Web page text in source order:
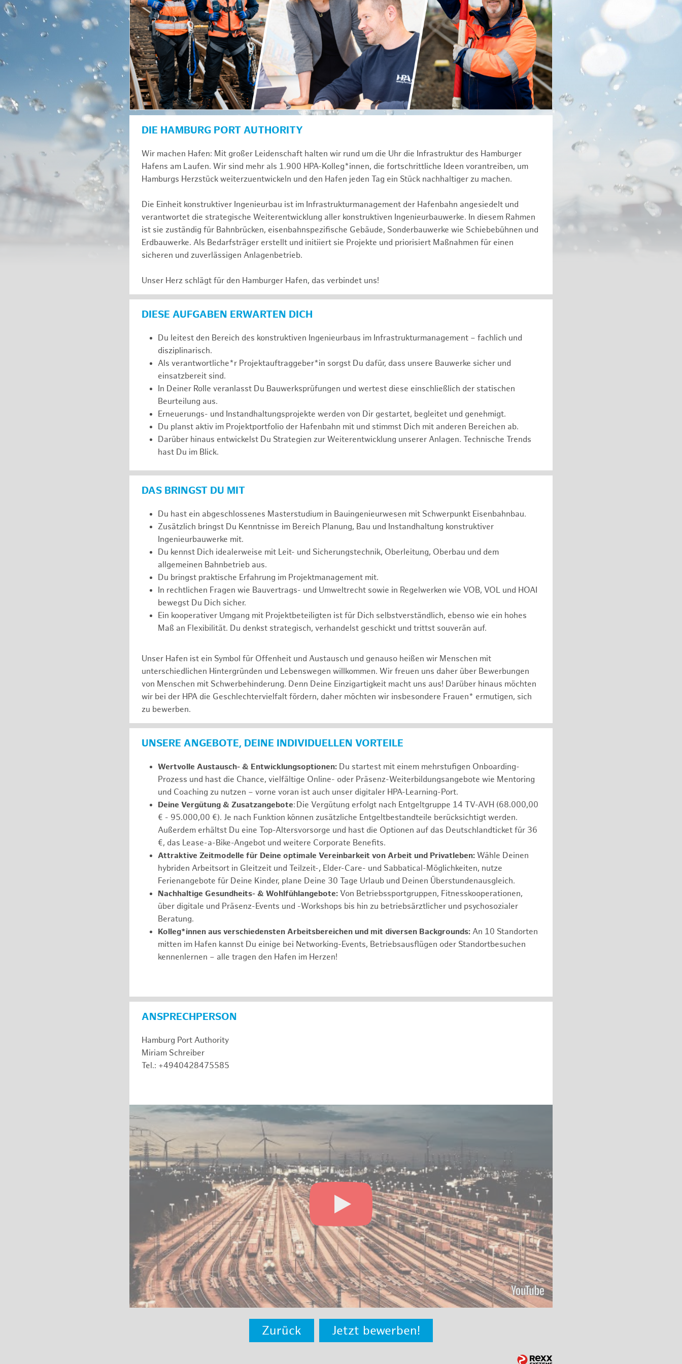
DIE HAMBURG PORT AUTHORITY
Wir machen Hafen: Mit großer Leidenschaft halten wir rund um die Uhr die Infrastruktur des Hamburger
Hafens am Laufen. Wir sind mehr als 1.900 HPA-Kolleg*innen, die fortschrittliche Ideen vorantreiben, um
Hamburgs Herzstück weiterzuentwickeln und den Hafen jeden Tag ein Stück nachhaltiger zu machen.
Die Einheit konstruktiver Ingenieurbau ist im Infrastrukturmanagement der Hafenbahn angesiedelt und
verantwortet die strategische Weiterentwicklung aller konstruktiven Ingenieurbauwerke. In diesem Rahmen
ist sie zuständig für Bahnbrücken, eisenbahnspezifische Gebäude, Sonderbauwerke wie Schiebebühnen und
Erdbauwerke. Als Bedarfsträger erstellt und initiiert sie Projekte und priorisiert Maßnahmen für einen
sicheren und zuverlässigen Anlagenbetrieb.
Unser Herz schlägt für den Hamburger Hafen, das verbindet uns!
DIESE AUFGABEN ERWARTEN DICH
Du leitest den Bereich des konstruktiven Ingenieurbaus im Infrastrukturmanagement – fachlich und
disziplinarisch.
Als verantwortliche*r Projektauftraggeber*in sorgst Du dafür, dass unsere Bauwerke sicher und
einsatzbereit sind.
In Deiner Rolle veranlasst Du Bauwerksprüfungen und wertest diese einschließlich der statischen
Beurteilung aus.
Erneuerungs- und Instandhaltungsprojekte werden von Dir gestartet, begleitet und genehmigt.
Du planst aktiv im Projektportfolio der Hafenbahn mit und stimmst Dich mit anderen Bereichen ab.
Darüber hinaus entwickelst Du Strategien zur Weiterentwicklung unserer Anlagen. Technische Trends
hast Du im Blick.
DAS BRINGST DU MIT
Du hast ein abgeschlossenes Masterstudium in Bauingenieurwesen mit Schwerpunkt Eisenbahnbau.
Zusätzlich bringst Du Kenntnisse im Bereich Planung, Bau und Instandhaltung konstruktiver
Ingenieurbauwerke mit.
Du kennst Dich idealerweise mit Leit- und Sicherungstechnik, Oberleitung, Oberbau und dem
allgemeinen Bahnbetrieb aus.
Du bringst praktische Erfahrung im Projektmanagement mit.
In rechtlichen Fragen wie Bauvertrags- und Umweltrecht sowie in Regelwerken wie VOB, VOL und HOAI
bewegst Du Dich sicher.
Ein kooperativer Umgang mit Projektbeteiligten ist für Dich selbstverständlich, ebenso wie ein hohes
Maß an Flexibilität. Du denkst strategisch, verhandelst geschickt und trittst souverän auf.
Unser Hafen ist ein Symbol für Offenheit und Austausch und genauso heißen wir Menschen mit
unterschiedlichen Hintergründen und Lebenswegen willkommen. Wir freuen uns daher über Bewerbungen
von Menschen mit Schwerbehinderung. Denn Deine Einzigartigkeit macht uns aus! Darüber hinaus möchten
wir bei der HPA die Geschlechtervielfalt fördern, daher möchten wir insbesondere Frauen* ermutigen, sich
zu bewerben.
UNSERE ANGEBOTE, DEINE INDIVIDUELLEN VORTEILE
Wertvolle Austausch- & Entwicklungsoptionen: Du startest mit einem mehrstufigen Onboarding-
Prozess und hast die Chance, vielfältige Online- oder Präsenz-Weiterbildungsangebote wie Mentoring
und Coaching zu nutzen – vorne voran ist auch unser digitaler HPA-Learning-Port.
Deine Vergütung & Zusatzangebote: Die Vergütung erfolgt nach Entgeltgruppe 14 TV-AVH (68.000,00
€ - 95.000,00 €). Je nach Funktion können zusätzliche Entgeltbestandteile berücksichtigt werden.
Außerdem erhältst Du eine Top-Altersvorsorge und hast die Optionen auf das Deutschlandticket für 36
€, das Lease-a-Bike-Angebot und weitere Corporate Benefits.
Attraktive Zeitmodelle für Deine optimale Vereinbarkeit von Arbeit und Privatleben: Wähle Deinen
hybriden Arbeitsort in Gleitzeit und Teilzeit-, Elder-Care- und Sabbatical-Möglichkeiten, nutze
Ferienangebote für Deine Kinder, plane Deine 30 Tage Urlaub und Deinen Überstundenausgleich.
Nachhaltige Gesundheits- & Wohlfühlangebote: Von Betriebssportgruppen, Fitnesskooperationen,
über digitale und Präsenz-Events und -Workshops bis hin zu betriebsärztlicher und psychosozialer
Beratung.
Kolleg*innen aus verschiedensten Arbeitsbereichen und mit diversen Backgrounds: An 10 Standorten
mitten im Hafen kannst Du einige bei Networking-Events, Betriebsausflügen oder Standortbesuchen
kennenlernen – alle tragen den Hafen im Herzen!
ANSPRECHPERSON
Hamburg Port Authority
Miriam Schreiber
Tel.: +4940428475585
Zurück Jetzt bewerben!